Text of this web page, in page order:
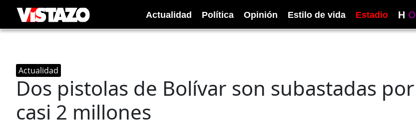
Actualidad Política Opinión Estilo de vida Estadio H O
Actualidad
Dos pistolas de Bolívar son subastadas por
casi 2 millones